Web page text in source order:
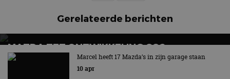
Gerelateerde berichten
MAZDA ZET ONTWIKKELING CO2-
AFVANGINSTALLATIE VOORT
Techniek kan bijdragen aan het verminderen van de
Marcel heeft 17 Mazda’s in zijn garage staan
10 apr